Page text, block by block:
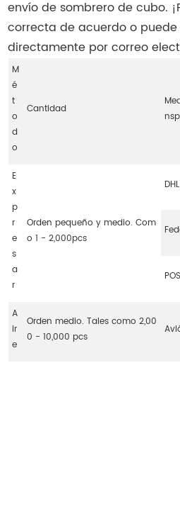
envío de sombrero de cubo.
correcta de acuerdo o
directamente por correo
M
é
t
o
d
o
Cantidad
E
x
p
r
e
s
a
r
Orden pequeño y medio. Com
o 1 - 2,000pcs
DHL
A
ir
e
Orden medio. Tales como 2,00
0 - 10,000 pcs